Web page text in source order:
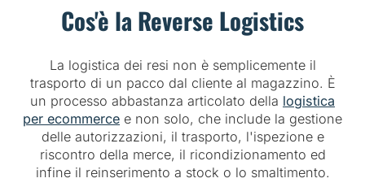
Cos'è la Reverse Logistics
La logistica dei resi non è semplicemente il
trasporto di un pacco dal cliente al magazzino. È
un processo abbastanza articolato della logistica
per ecommerce e non solo, che include la gestione
delle autorizzazioni, il trasporto, l'ispezione e
riscontro della merce, il ricondizionamento ed
infine il reinserimento a stock o lo smaltimento.